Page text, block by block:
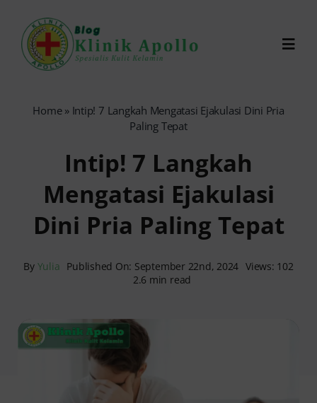
content
Reservasi Online
Search
Home» Intip! 7 Langkah Mengatasi Ejakulasi Dini Pria
Paling Tepat
Intip! 7 Langkah
Mengatasi Ejakulasi
Dini Pria Paling Tepat
By Yulia Published On: September 22nd, 2024 Views: 102
2.6 min read